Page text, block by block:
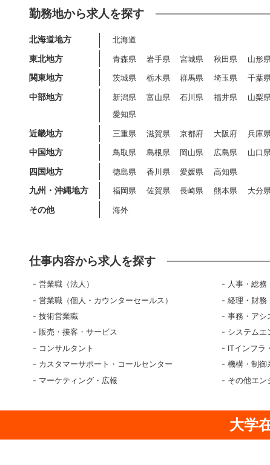
勤務地から求人を探す
北海道地方 北海道
東北地方 青森県 岩手県 宮城県 秋田県 山形県
関東地方 茨城県 栃木県 群馬県 埼玉県 千葉
中部地方 新潟県 富山県 石川県 福井県 山梨
愛知県
近畿地方 三重県 滋賀県 京都府 大阪府 兵庫県
中国地方 鳥取県 島根県 岡山県 広島県 山口
四国地方 徳島県 香川県 愛媛県 高知県
九州・沖縄地方 福岡県 佐賀県 長崎県 熊本県 大分
その他 海外
仕事内容から求人を探す
営業職（法人）
営業職（個人・カウンターセールス）
技術営業職
販売・接客・サービス
コンサルタント
カスタマーサポート・コールセンター
マーケティング・広報
人事・総務
経理・財務
事務・アシ
システムエ
ITインフラ
機構・制御
その他エン
大学